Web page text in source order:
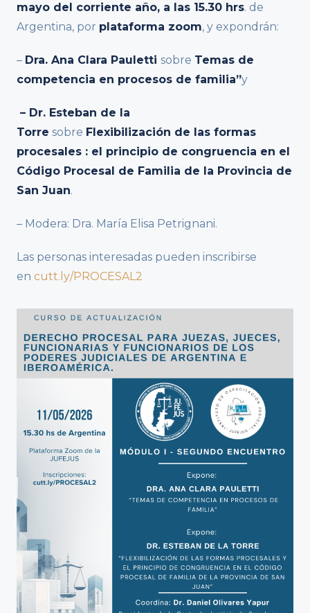
mayo del corriente año, a las 15.30 hrs. de
Argentina, por plataforma zoom, y expondrán:
– Dra. Ana Clara Pauletti sobre Temas de
competencia en procesos de familia”y
– Dr. Esteban de la
Torre sobre Flexibilización de l as formas
procesales : el principio de congruencia en el
Código Procesal de Familia de la Provincia de
San Juan.
– Modera: Dra. María Elisa Petrignani.
Las personas interesadas pueden inscribirse
en cutt.ly/PROCESAL2